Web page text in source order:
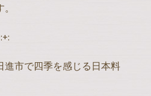
進市で四季を感じる日本料